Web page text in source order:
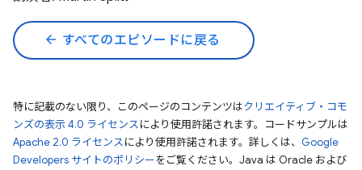
arrow_back すべてのエピソードに戻る
特に記載のない限り、このページのコンテンツはクリエイティブ・コモ
ンズの表示 4.0 ライセンスにより使用許諾されます。コードサンプルは
Apache 2.0 ライセンスにより使用許諾されます。詳しくは、 Google
Developers サイトのポリシーをご覧ください。Java は Oracle および